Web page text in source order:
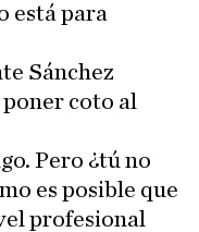
está para
Sánchez
coto al
Pero ¿tú no
es posible que
profesional